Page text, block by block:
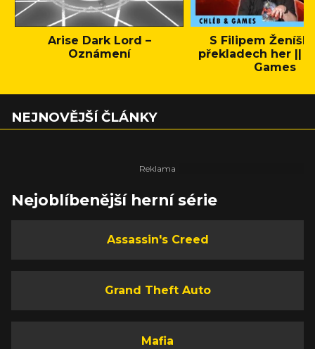
Arise Dark Lord –
Oznámení
S Filipem
překladech her ||
Games
NEJNOVĚJŠÍ ČLÁNKY
Nejoblíbenější herní série
Assassin's Creed
Grand Theft Auto
Mafia